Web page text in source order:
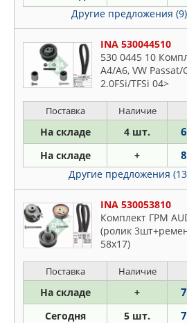
Другие предложения (9)
INA 530044510
530 0445 10
A4/A6, VW
2.0FSi/TFSi 04>
Поставка Наличие
На складе 4 шт.
На складе +
Другие предложения
INA 530053810
Комплект ГРМ
(ролик
58x17)
Поставка Наличие
На складе +
Сегодня 5 шт.